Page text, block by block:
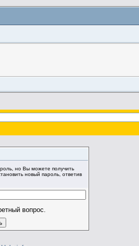
но Вы можете получить
новый пароль, ответив
вопрос.